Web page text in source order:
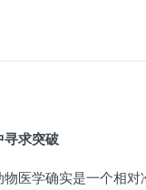
寻求突破
医学确实是一个相对